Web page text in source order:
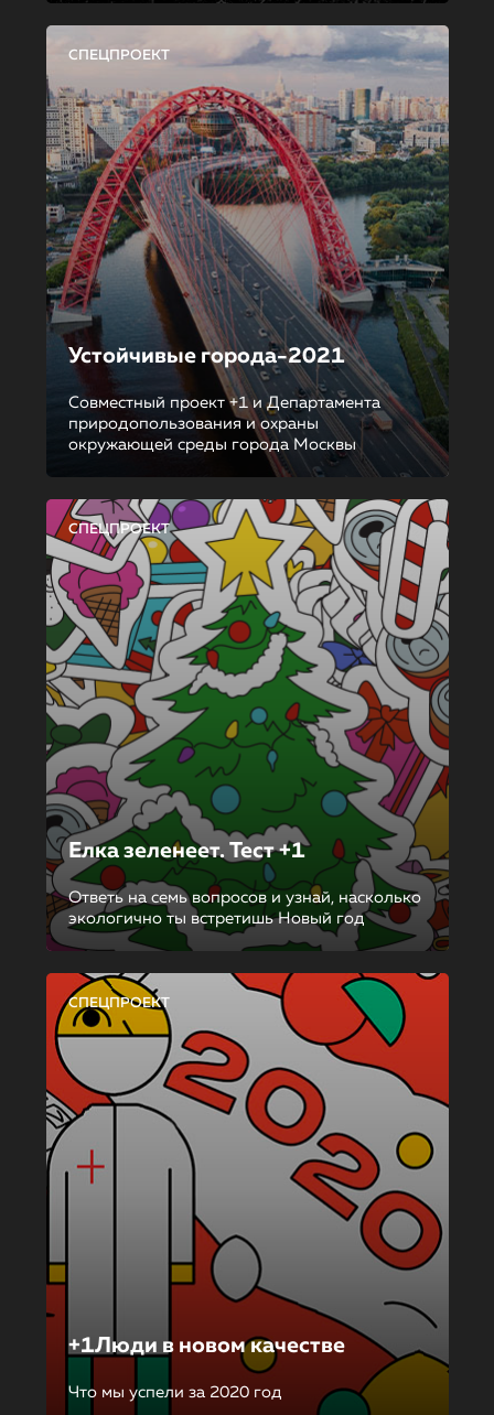
СПЕЦПРОЕКТ
Устойчивые города-2021
Совместный проект +1 и Департамента
природопользования и охраны
окружающей среды города Москвы
СПЕЦПРОЕКТ
Елка зеленеет. Тест +1
Ответь на семь вопросов и узнай, насколько
экологично ты встретишь Новый год
СПЕЦПРОЕКТ
+1Люди в новом качестве
Что мы успели за 2020 год